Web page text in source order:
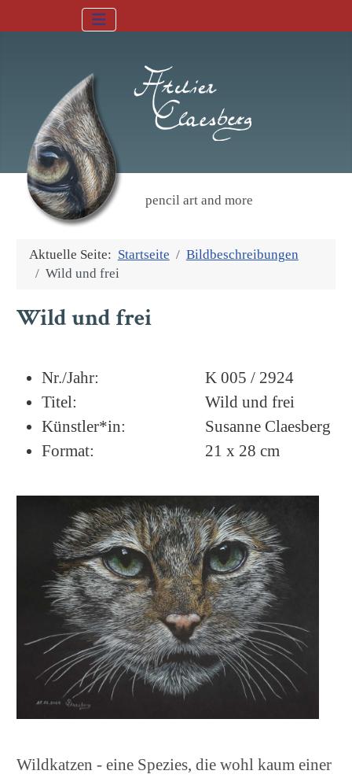
pencil art and more
Aktuelle Seite: Startseite
Bildbeschreibungen
Wild und frei
Wild und frei
Nr./Jahr:
K 005 / 2924
Titel:
Wild und frei
Künstler*in:
Susanne Claesberg
Format:
21 x 28 cm
Wildkatzen - eine Spezies, die wohl kaum einer